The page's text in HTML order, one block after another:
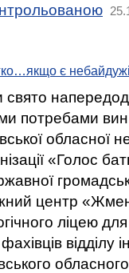
є
потребами
обласної
«Голос
центр
ліцею
відділу